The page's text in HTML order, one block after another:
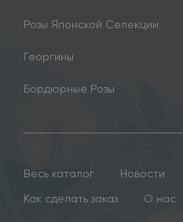
Розы Японской Селекции
Георгины
Бордюрные Розы
Весь каталог Новости
Как сделать заказ
О нас